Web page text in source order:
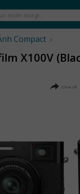
Compact ›
X100V
Chia sẻ